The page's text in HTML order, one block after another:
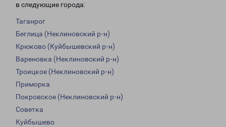
в следующие города:
Таганрог
Беглица (Неклиновский р-н)
Крюково (Куйбышевский р-н)
Вареновка (Неклиновский р-н)
Троицкое (Неклиновский р-н)
Приморка
Покровское (Неклиновский р-н)
Советка
Куйбышево